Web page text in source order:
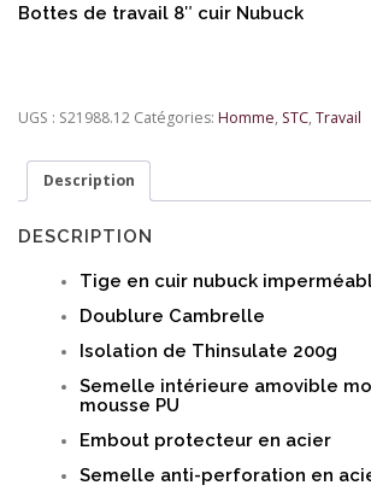
Bottes de travail 8″ cuir Nubuck
UGS : S21988.12 Catégories: Homme, STC, Travail
Description
DESCRIPTION
Tige en cuir nubuck
Doublure Cambrelle
Isolation de Thinsulate 200g
Semelle intérieure amovible
mousse PU
Embout protecteur en acier
Semelle anti-perforation en